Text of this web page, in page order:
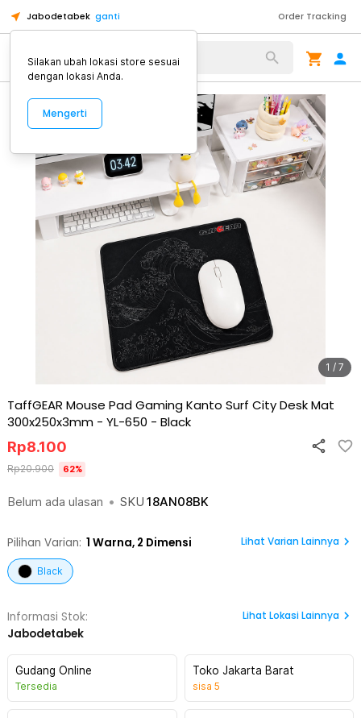
Jabodetabek ganti Order Tracking
Alat Kopi
1 / 7
TaffGEAR Mouse Pad Gaming Kanto Surf City Desk Mat
300x250x3mm - YL-650 - Black
Belum ada ulasan • SKU 18AN08BK
Rp8.100
Rp20.900 62%
Pilihan Varian: 1 Warna, 2 Dimensi Lihat Varian Lainnya
Black
Informasi Stok:
Jabodetabek
Lihat Lokasi Lainnya
Gudang Online
Tersedia
Toko Jakarta Barat
sisa 5
Silakan ubah lokasi store sesuai
dengan lokasi Anda.
Mengerti